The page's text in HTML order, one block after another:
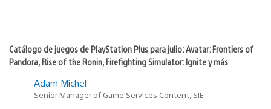
Catálogo de juegos de PlayStation Plus para julio: Avatar: Frontiers of
Pandora, Rise of the Ronin, Firefighting Simulator: Ignite y más
Adam Michel
Senior Manager of Game Services Content, SIE